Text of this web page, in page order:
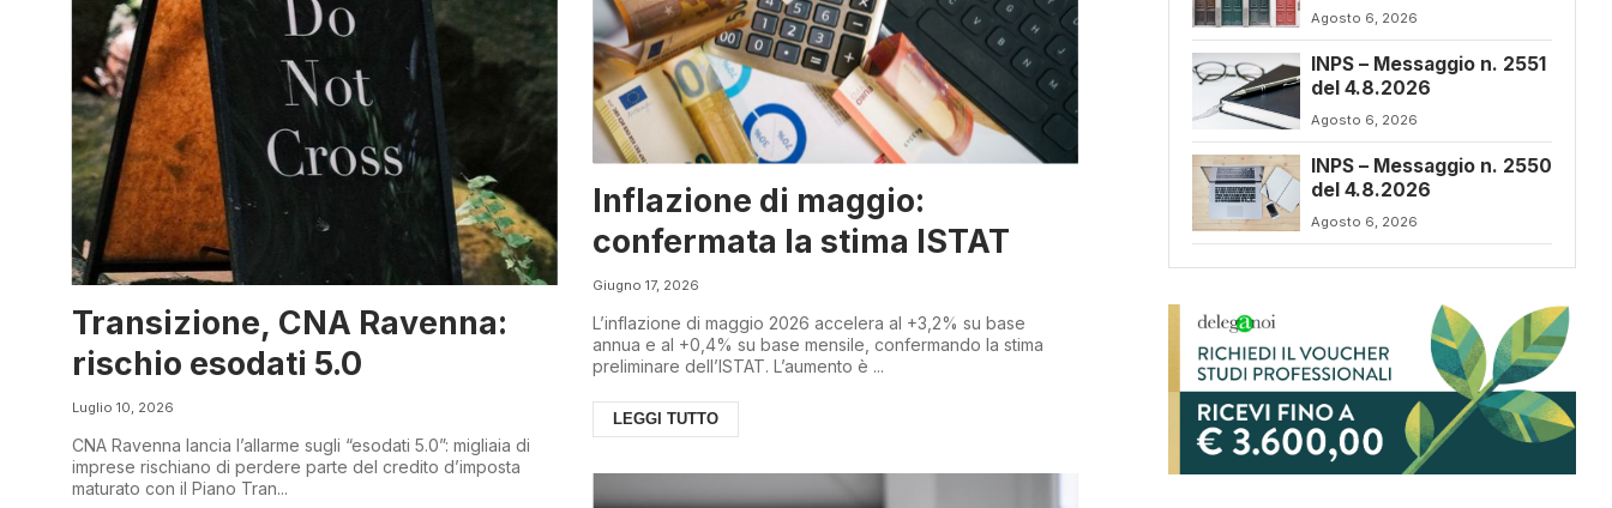
Transizione, CNA Ravenna:
rischio esodati 5.0
Luglio 10, 2026
CNA Ravenna lancia l’allarme sugli “esodati 5.0”: migliaia di
imprese rischiano di perdere parte del credito d’imposta
maturato con il Piano Tran...
Inflazione di maggio:
confermata la stima ISTAT
Giugno 17, 2026
L’inflazione di maggio 2026 accelera al +3,2% su base
annua e al +0,4% su base mensile, confermando la stima
preliminare dell’ISTAT. L’aumento è ...
LEGGI TUTTO
Agosto 6, 2026
INPS – Messaggio n. 2551
del 4.8.2026
Agosto 6, 2026
INPS – Messaggio n. 2550
del 4.8.2026
Agosto 6, 2026